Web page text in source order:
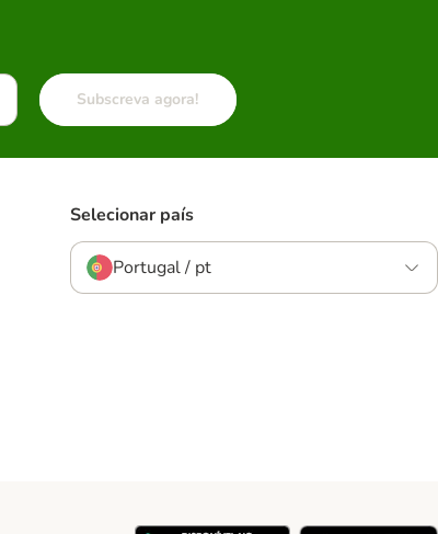
Subscreva agora!
Selecionar país
Portugal / pt